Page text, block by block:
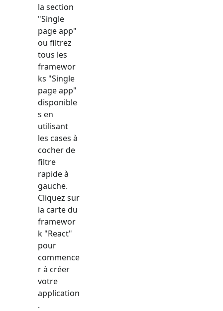
la section
"Single
page app"
ou filtrez
tous les
framewor
ks "Single
page app"
disponible
s en
utilisant
les cases à
cocher de
filtre
rapide à
gauche.
Cliquez sur
la carte du
framewor
k "React"
pour
commence
r à créer
votre
application
.